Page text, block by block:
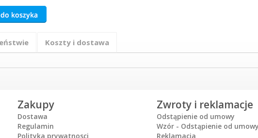
Koszty i dostawa
Zakupy
Dostawa
Regulamin
Polityka prywatnosci
Zwroty i reklamacje
Odstąpienie od umowy
Wzór - Odstąpienie od
Reklamacja